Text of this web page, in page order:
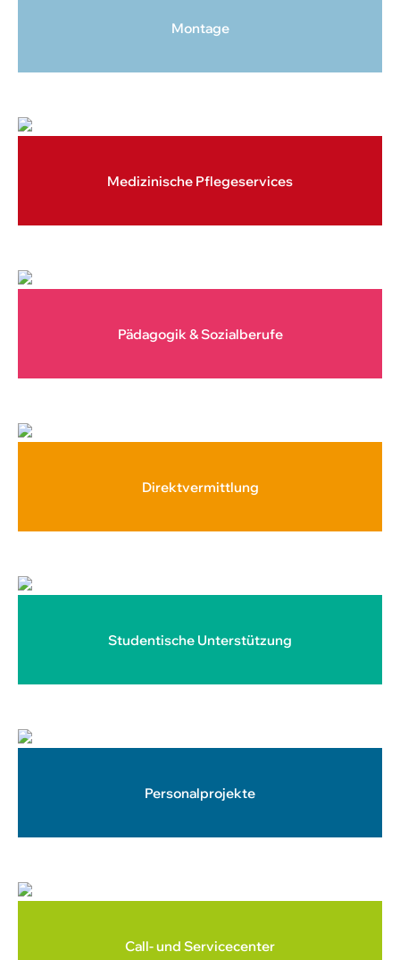
Montage
Medizinische Pflegeservices
Pädagogik & Sozialberufe
Direktvermittlung
Studentische Unterstützung
Personalprojekte
Call- und Servicecenter